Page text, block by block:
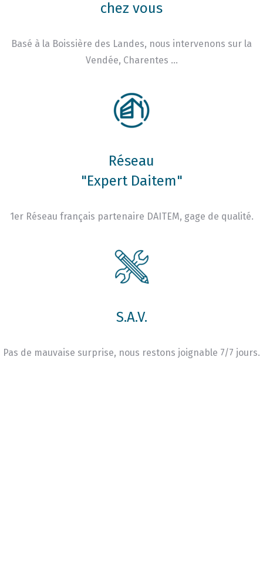
chez vous
Basé à la Boissière des Landes, nous intervenons sur la
Vendée, Charentes …
Réseau
"Expert Daitem"
1er Réseau français partenaire DAITEM, gage de qualité.
S.A.V.
Pas de mauvaise surprise, nous restons joignable 7/7 jours.